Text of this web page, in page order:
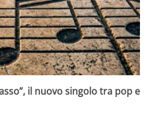
il nuovo singolo tra pop e